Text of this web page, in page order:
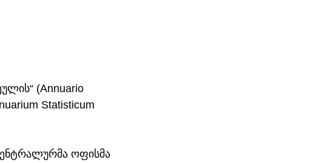
(Annuario
Statisticum
ოფისმა